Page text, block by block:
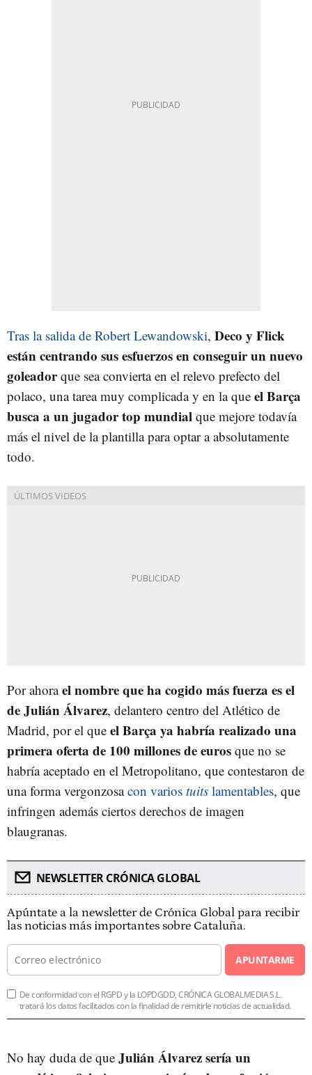
Tras la salida de Robert Lewandowski, Deco y Flick
están centrando sus esfuerzos en conseguir un nuevo
goleadorque sea convierta en el relevo prefecto del
polaco, una tarea muy complicada y en la que el Barça
busca a un jugador top mundial que mejore todavía
más el nivel de la plantilla para optar a absolutamente
todo.
Por ahorael nombre que ha cogido más fuerza es el
de Julián Álvarez, delantero centro del Atlético de
Madrid, por el que el Barça ya habría realizado una
primera oferta de 100 millones de euros que no se
habría aceptado en el Metropolitano, que contestaron de
una forma vergonzosacon varios tuits lamentables, que
infringen además ciertos derechos de imagen
blaugranas.
NEWSLETTER CRÓNICA GLOBAL
Apúntate a la newsletter de Crónica Global para recibir
las noticias más importantes sobre Cataluña.
APUNTARME
De conformidad con el RGPD y la LOPDGDD, CRÓNICA GLOBALMEDIA S.L.
tratará los datos facilitados con la finalidad de remitirle noticias de actualidad.
No hay duda de que Julián Álvarez sería un